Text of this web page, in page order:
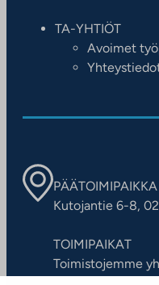
TA-YHTIÖT
Avoimet
PÄÄTOIMIPAIKKA
Kutojantie 6-8,
TOIMIPAIKAT
Toimistojemme